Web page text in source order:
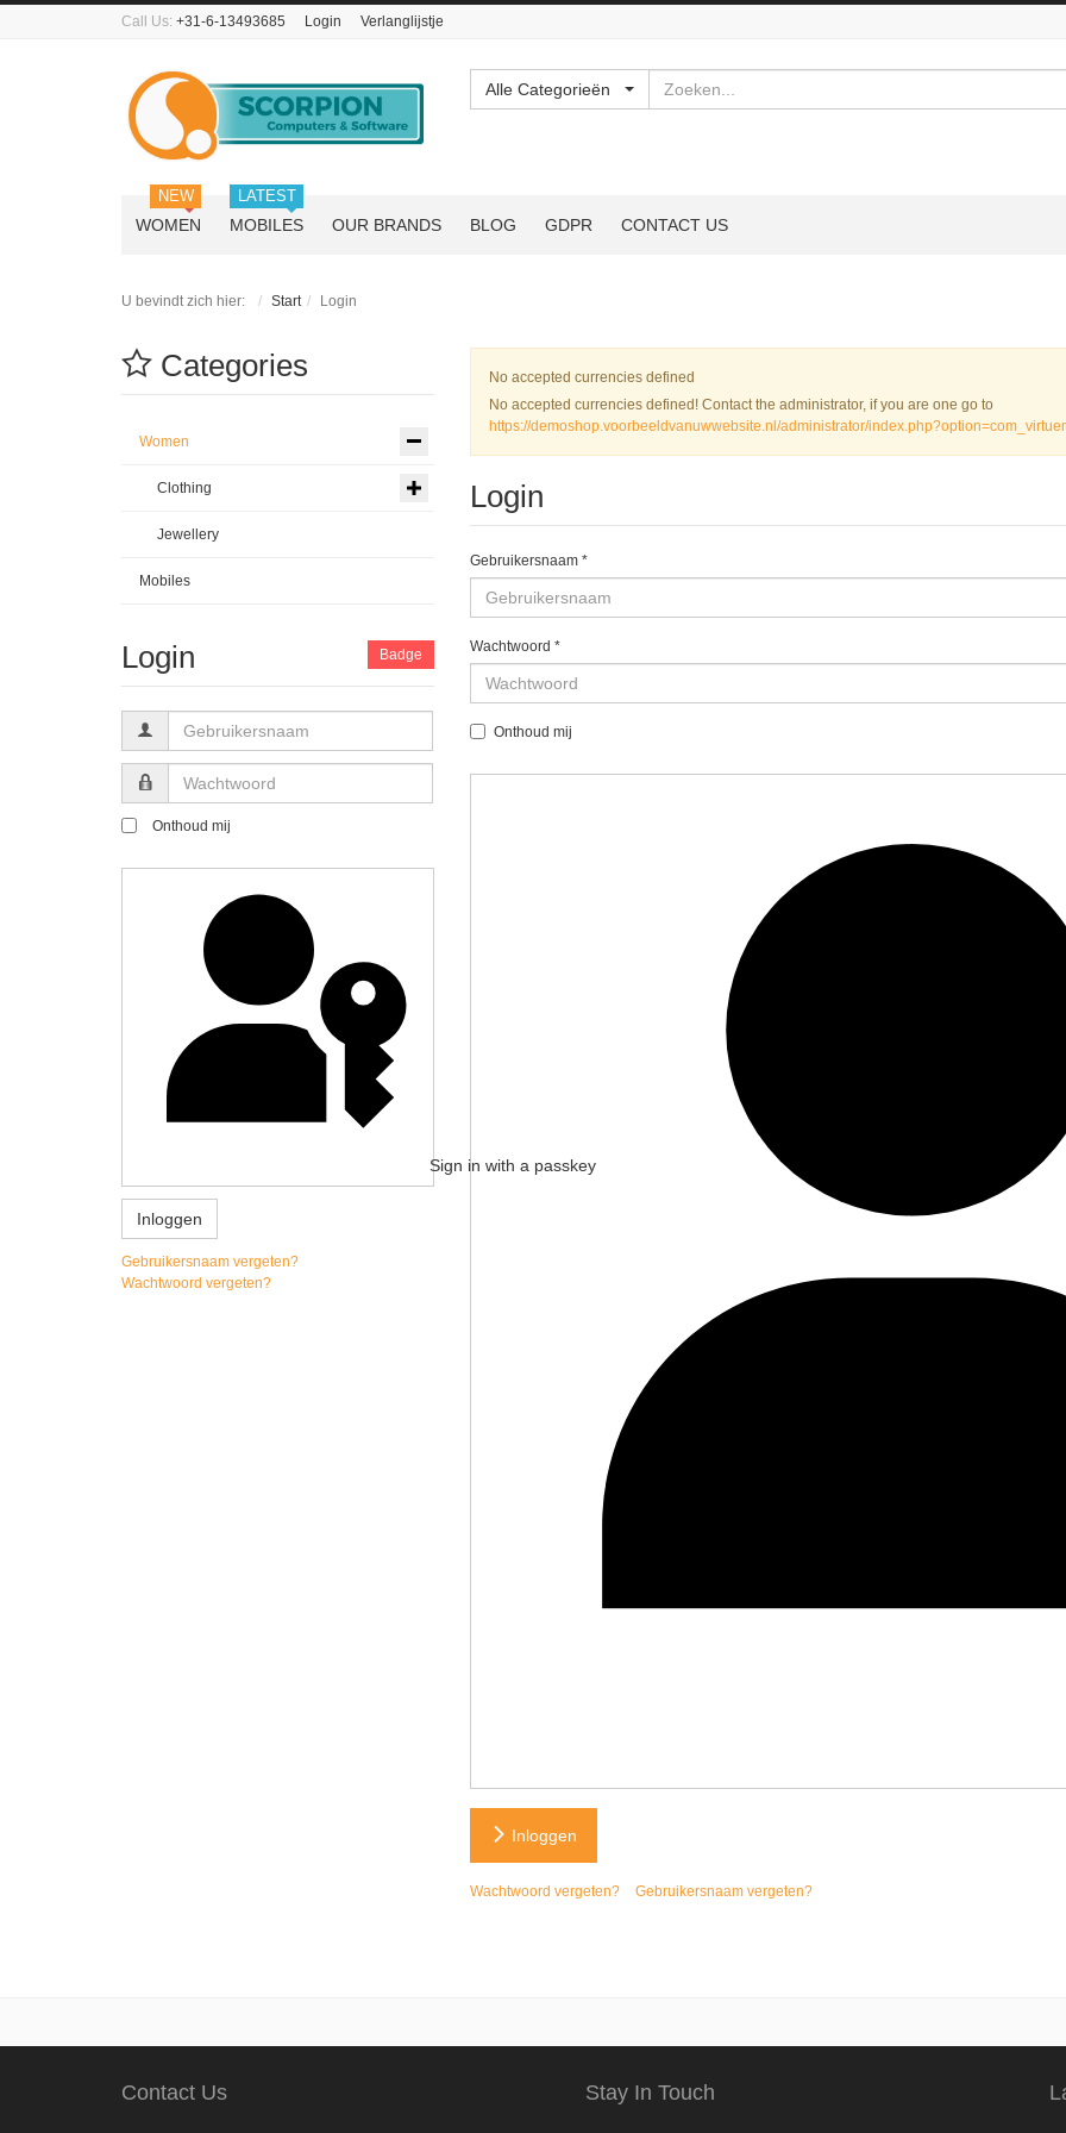
Call Us: +31-6-13493685 Login Verlanglijstje
Alle Categorieën
WOMEN
NEW
MOBILES
LATEST
OUR BRANDS BLOG GDPR CONTACT US
U bevindt zich hier: Start Login
Waarschuwing
No accepted currencies defined
No accepted currencies defined! Contact the administrator, if you are one go to
https://demoshop.voorbeeldvanuwwebsite.nl/administrator/
Login
Gebruikersnaam*
Wachtwoord *
Onthoud mij
Inloggen
Wachtwoord vergeten? Gebruikersnaam vergeten?
Categories
Women
Clothing
Jewellery
Mobiles
Login
Gebruikersnaam
Wachtwoord
Onthoud mij
Sign in with a passkey
Inloggen
Gebruikersnaam vergeten?
Wachtwoord vergeten?
Badge
Contact Us Stay In Touch